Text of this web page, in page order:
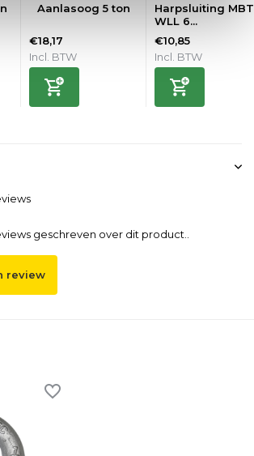
Aanlasoog 5 ton
€18,17
Incl. BTW
Harpsluiting MBT
WLL 6...
€10,85
Incl. BTW
geschreven over dit product..
review